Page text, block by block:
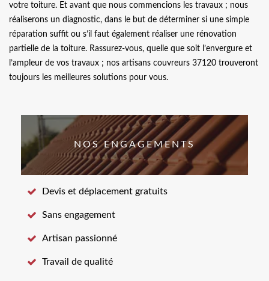
votre toiture. Et avant que nous commencions les travaux ; nous
réaliserons un diagnostic, dans le but de déterminer si une simple
réparation suffit ou s’il faut également réaliser une rénovation
partielle de la toiture. Rassurez-vous, quelle que soit l’envergure et
l’ampleur de vos travaux ; nos artisans couvreurs 37120 trouveront
toujours les meilleures solutions pour vous.
NOS ENGAGEMENTS
Devis et déplacement gratuits
Sans engagement
Artisan passionné
Travail de qualité